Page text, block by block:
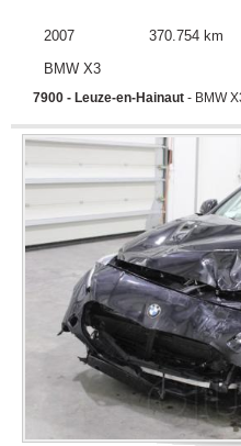
2007 370.754 km
BMW X3
7900 - Leuze-en-Hainaut - BMW